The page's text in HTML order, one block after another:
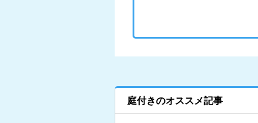
庭付きのオススメ記事